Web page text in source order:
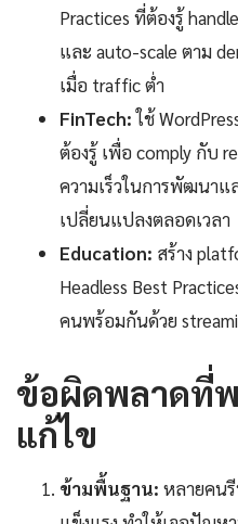
Practices ที่ต้องรู้
และ auto-scale ตาม
เมื่อ traffic ต่ำ
FinTech:ใช้
ต้องรู้ เพื่อ comply กับ
ความเร็วในการพัฒนา
เปลี่ยนแปลงตลอดเวลา
Education: สร้าง
Headless Best
คนพร้อมกันด้วย
ข้อผิดพลาดที่
แก้ไข
ข้ามพื้นฐาน: หลายคน